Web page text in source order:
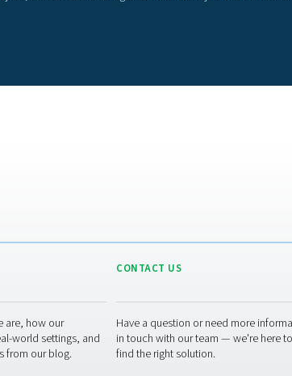
gevuld met koolstofmoleculaire zeven
de productie van zeer zuivere stikstof tot
lasersnijden of elektronica.
met schone, droge inlaatlucht, waarvoor
lagere stikstofzuiverheid leveren (tot
dat er externe opslagtanks nodig zijn.
u bereid bent te investeren in de nodige
opstelling en uw zuiverheidseisen